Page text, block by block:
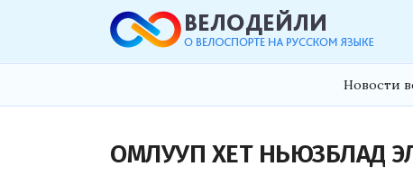
Новости
ОМЛУУП ХЕТ НЬЮЗБЛАД